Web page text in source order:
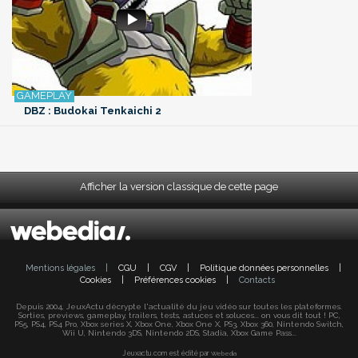
DBZ : Budokai Tenkaichi 2
Afficher la version classique de cette page
Mentions légales CGU CGV Politique données personnelles
Cookies
Préférences cookies Contacts
Depuis 2004, JeuxActu décrypte l'actualité du jeu vidéo sur toutes les plateformes.
Sorties, previews, gameplay, trailers, tests, astuces et soluces... on vous dit tout ! PC,
PS5, PS4, PS4 Pro, Xbox series X, Xbox One, Xbox One X, PS3, Xbox 360, Nintendo Switch,
Wii U, Nintendo 3DS, Nintendo 2DS, Stadia, Xbox Game Pass...
Jeuxactu.com est édité par Webedia